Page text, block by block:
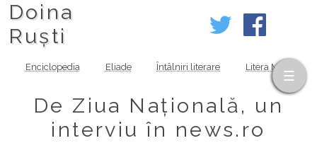
Doina
Ruști
Enciclopedia Eliade Întâlniri literare Litera MOV
De Ziua Națională, un
interviu în news.ro